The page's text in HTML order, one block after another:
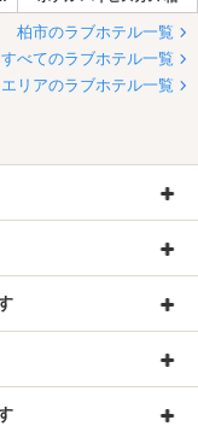
柏市のラブホテル一覧
べてのラブホテル一覧
リアのラブホテル一覧